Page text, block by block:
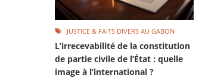
JUSTICE & FAITS DIVERS AU GABON
L’irrecevabilité de la constitution
de partie civile de l’État : quelle
image à l’international ?